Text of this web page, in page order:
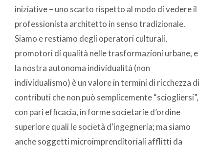
iniziative – uno scarto rispetto al modo di vedere il
professionista architetto in senso tradizionale.
Siamo e restiamo degli operatori culturali,
promotori di qualità nelle trasformazioni urbane, e
la nostra autonoma individualità (non
individualismo) è un valore in termini di ricchezza di
contributi che non può semplicemente “sciogliersi”,
con pari efficacia, in forme societarie d’ordine
superiore quali le società d’ingegneria; ma siamo
anche soggetti microimprenditoriali afflitti da